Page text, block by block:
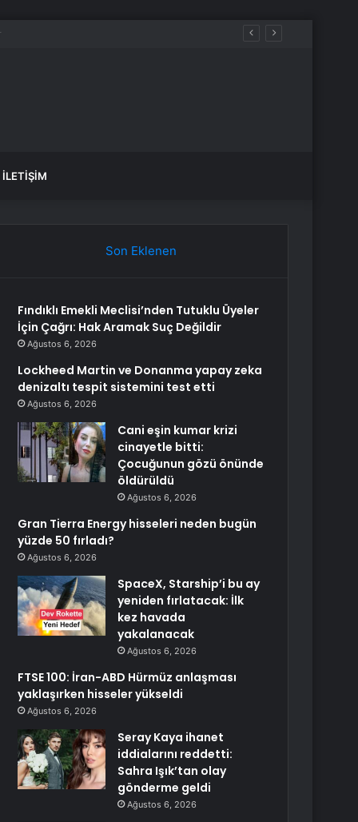
İLETIŞIM
Son Eklenen
Fındıklı Emekli Meclisi’nden Tutuklu Üyeler
İçin Çağrı: Hak Aramak Suç Değildir
Ağustos 6, 2026
Lockheed Martin ve Donanma yapay zeka
denizaltı tespit sistemini test etti
Ağustos 6, 2026
Cani eşin kumar krizi
cinayetle bitti:
Çocuğunun gözü önünde
öldürüldü
Ağustos 6, 2026
Gran Tierra Energy hisseleri neden bugün
yüzde 50 fırladı?
Ağustos 6, 2026
SpaceX, Starship’i bu ay
yeniden fırlatacak: İlk
kez havada
yakalanacak
Ağustos 6, 2026
FTSE 100: İran-ABD Hürmüz anlaşması
yaklaşırken hisseler yükseldi
Ağustos 6, 2026
Seray Kaya ihanet
iddialarını reddetti:
Sahra Işık’tan olay
gönderme geldi
Ağustos 6, 2026